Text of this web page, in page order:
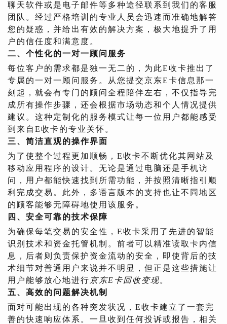
聊天软件或是电子邮件等多种途径联系到我们的客服
团队。经过严格培训的专业人员会迅速而准确地解答
您的疑惑，并给出有效的解决方案，极大地提升了用
户的信任度和满意度。
二、个性化的一对一顾问服务
每位客户的需求都是独一无二的，为此E收卡推出了
专属的一对一顾问服务。从您提交京东E卡信息那一
刻起，就会有专门的顾问全程陪伴左右，不仅指导完
成所有操作步骤，还会根据市场动态和个人情况提供
建议。这种定制化的服务模式让每一位用户都能感受
到来自E收卡的专业关怀。
三、简洁直观的操作界面
为了使整个过程更加顺畅，E收卡不断优化其网站及
移动应用程序的设计。无论是通过电脑还是手机访
问，用户都能快速找到所需功能，并按照清晰指引顺
利完成交易。此外，多语言版本的支持也让不同地区
的顾客能够无障碍地使用该服务。
四、安全可靠的技术保障
为确保每笔交易的安全性，E收卡采用了先进的智能
识别技术和资金托管机制。前者可以精准读取卡内信
息，后者则负责保护资金流动的安全，即使背后的技
术细节对普通用户来说并不明显，但正是这些措施让
用户能够放心地进行 京东E卡回收变现。
五、高效的问题解决机制
面对可能出现的各种突发状况，E收卡建立了一套完
善的快速响应体系。一旦收到任何投诉或报告，相关